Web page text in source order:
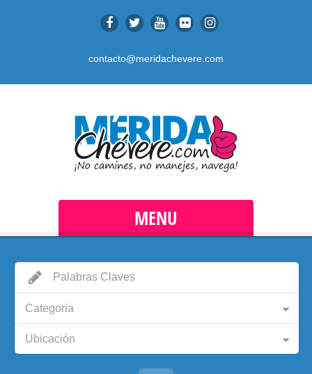
contacto@meridachevere.com
MENU
Categoria
Ubicación